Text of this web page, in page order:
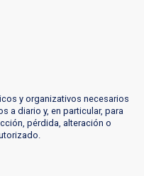
y organizativos necesarios
a diario y, en particular, para
pérdida, alteración o